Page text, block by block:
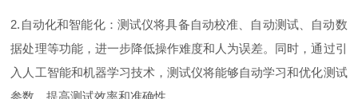
2.自动化和智能化：测试仪将具备自动校准、自动测试、自动数
据处理等功能，进一步降低操作难度和人为误差。同时，通过引
入人工智能和机器学习技术，测试仪将能够自动学习和优化测试
参数，提高测试效率和准确性。